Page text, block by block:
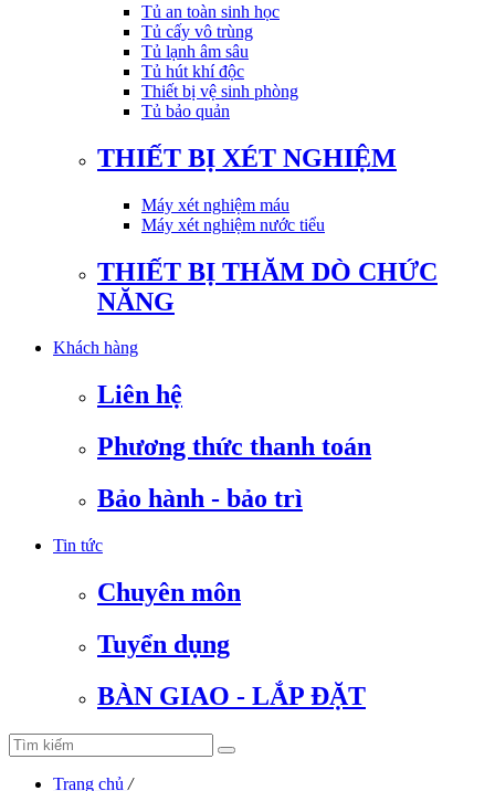
Tủ an toàn sinh học
Tủ cấy vô trùng
Tủ lạnh âm sâu
Tủ hút khí độc
Thiết bị vệ sinh phòng
Tủ bảo quản
THIẾT BỊ XÉT NGHIỆM
Máy xét nghiệm máu
Máy xét nghiệm nước tiểu
THIẾT BỊ THĂM DÒ CHỨC
NĂNG
Khách hàng
Liên hệ
Phương thức thanh toán
Bảo hành - bảo trì
Tin tức
Chuyên môn
Tuyển dụng
BÀN GIAO - LẮP ĐẶT
Trang chủ /